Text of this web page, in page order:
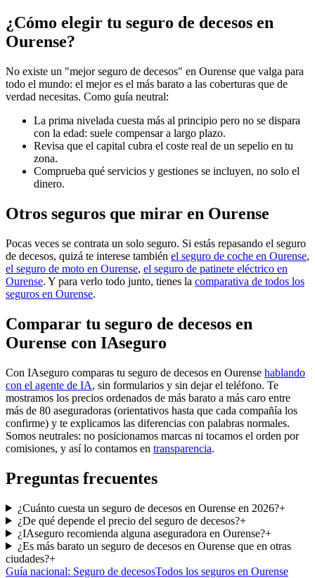
¿Cómo elegir tu seguro de decesos en
Ourense?
No existe un "mejor seguro de decesos" en Ourense que valga para
todo el mundo: el mejor es el más barato a las coberturas que de
verdad necesitas. Como guía neutral:
La prima nivelada cuesta más al principio pero no se dispara
con la edad: suele compensar a largo plazo.
Revisa que el capital cubra el coste real de un sepelio en tu
zona.
Comprueba qué servicios y gestiones se incluyen, no solo el
dinero.
Otros seguros que mirar en Ourense
Pocas veces se contrata un solo seguro. Si estás repasando el seguro
de decesos, quizá te interese también el seguro de coche en Ourense,
el seguro de moto en Ourense, el seguro de patinete eléctrico en
Ourense. Y para verlo todo junto, tienes la comparativa de todos los
seguros en Ourense.
Comparar tu seguro de decesos en
Ourense con IAseguro
Con IAseguro comparas tu seguro de decesos en Ourense hablando
con el agente de IA, sin formularios y sin dejar el teléfono. Te
mostramos los precios ordenados de más barato a más caro entre
más de 80 aseguradoras (orientativos hasta que cada compañía los
confirme) y te explicamos las diferencias con palabras normales.
Somos neutrales: no posicionamos marcas ni tocamos el orden por
comisiones, y así lo contamos en transparencia.
Preguntas frecuentes
¿Cuánto cuesta un seguro de decesos en Ourense en 2026?+
¿De qué depende el precio del seguro de decesos?+
¿IAseguro recomienda alguna aseguradora en Ourense?+
¿Es más barato un seguro de decesos en Ourense que en otras
ciudades?+
Guía nacional: Seguro de decesosTodos los seguros en Ourense